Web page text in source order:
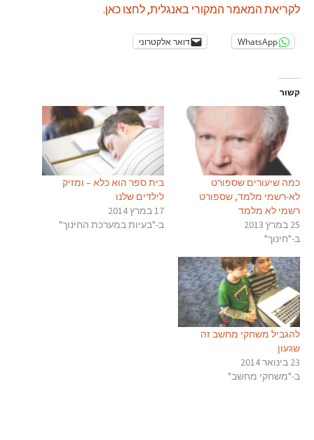
לקריאת המאמר המקורי באנגלית, לחצו כאן.
WhatsApp דואר אלקטרוני
קשור
כמה שיעורים שספורט
לא-רשמי מלמד, שספורט
רשמי לא מלמד
25 במרץ 2013
ב-"חינוך"
בית ספר הוא כלא – ומזיק
לילדים שלנו
17 במרץ 2014
ב-"בעיות במערכת החינוך"
להגביל משחקי מחשב זה
שגעון
23 בינואר 2014
ב-"משחקי מחשב"